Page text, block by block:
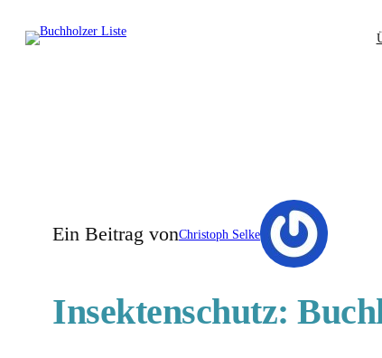
Zum
Inhalt
Ein Beitrag vonChristoph Selke
Insektenschutz: